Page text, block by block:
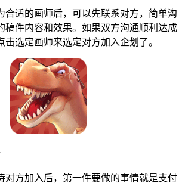
适的画师后，可以先联系对方，简单沟
稿件内容和效果。如果双方沟通顺利达成
击选定画师来选定对方加入企划了。
方加入后，第一件要做的事情就是支付